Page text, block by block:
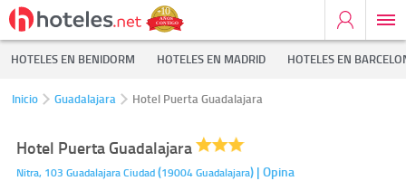
HOTELES EN BENIDORM HOTELES EN MADRID HOTELES EN
Inicio Guadalajara Hotel Puerta Guadalajara
Hotel Puerta Guadalajara
Nitra, 103 Guadalajara Ciudad(19004Guadalajara) | Opina